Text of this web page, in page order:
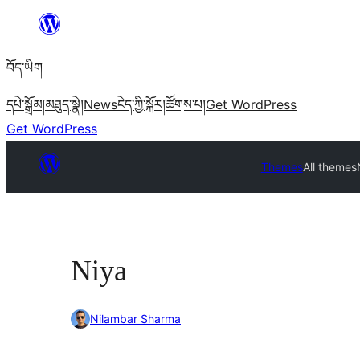
content
བོད་ཡིག
དཔེ་སྒྲོམ།མཐུད་སྣེ།Newsངེད་ཀྱི་སྐོར།ཚོགས་པ།Get WordPress
Get WordPress
ThemesAll themes
Niya
Nilambar Sharma